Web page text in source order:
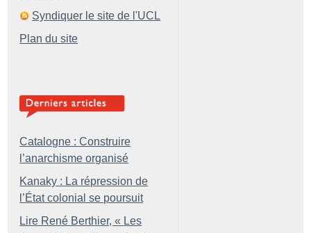
Syndiquer le site de l'UCL
Plan du site
Catalogne : Construire
l’anarchisme organisé
Kanaky : La répression de
l’État colonial se poursuit
Lire René Berthier, « Les